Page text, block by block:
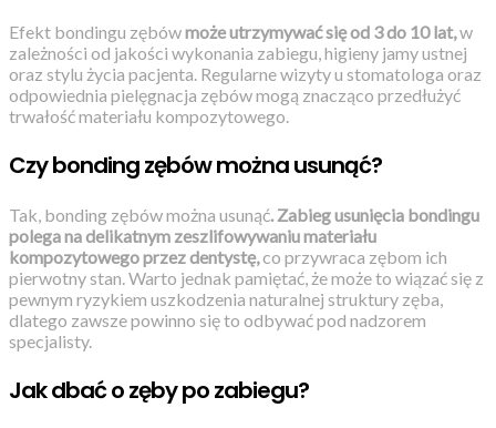
Efekt bondingu zębówmoże utrzymywać się od 3 do 10 lat,w
zależności od jakości wykonania zabiegu, higieny jamy ustnej
oraz stylu życia pacjenta. Regularne wizyty u stomatologa oraz
odpowiednia pielęgnacja zębów mogą znacząco przedłużyć
trwałość materiału kompozytowego.
Czy bonding zębów można usunąć?
Tak, bonding zębów można usunąć. Zabieg usunięcia bondingu
polega na delikatnym zeszlifowywaniu materiału
kompozytowego przez dentystę,co przywraca zębom ich
pierwotny stan. Warto jednak pamiętać, że może to wiązać się z
pewnym ryzykiem uszkodzenia naturalnej struktury zęba,
dlatego zawsze powinno się to odbywać pod nadzorem
specjalisty.
Jak dbać o zęby po zabiegu?